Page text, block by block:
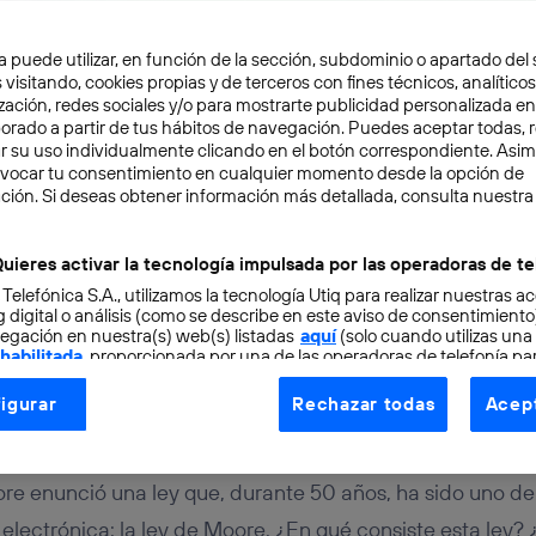
7 min
Moore, uno de los
de la electrónica
enunció una ley que, durante 50 años, ha sido uno
la ley de Moore. ¿En qué consiste esta ley?
puede utilizar, en función de la sección, subdominio o apartado del
visitando, cookies propias y de terceros con fines técnicos,
redes sociales y/o para mostrarte publicidad personalizada
a partir de tus hábitos de navegación. Puedes aceptar todas,
su uso individualmente clicando en el botón correspondiente.
tu consentimiento en cualquier momento desde la opción de
Si deseas obtener información más detallada, consulta nuestra
activar la tecnología impulsada por las operadoras de
S.A., utilizamos la tecnología Utiq para realizar nuestras
digital o análisis (como se describe en este aviso de
en nuestra(s) web(s) listadas aquí(solo cuando utilizas una
, proporcionada por una de las operadoras de telefonía
consentimiento en cada página web).
Utiq está diseñada con la privacidad como prioridad
tu dirección IP y otra información de la cuenta de cliente de
la conexión que utilizas (p. ej., número de teléfono móvil).
Rechazar todas